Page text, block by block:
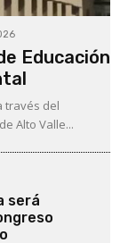
Educación
través del
Alto Valle...
será